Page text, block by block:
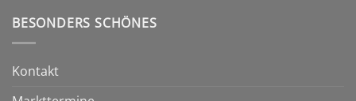
können
auf
Produktseite
gewählt
BESONDERS SCHÖNES
Kontakt